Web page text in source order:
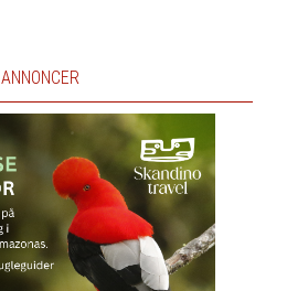
ANNONCER